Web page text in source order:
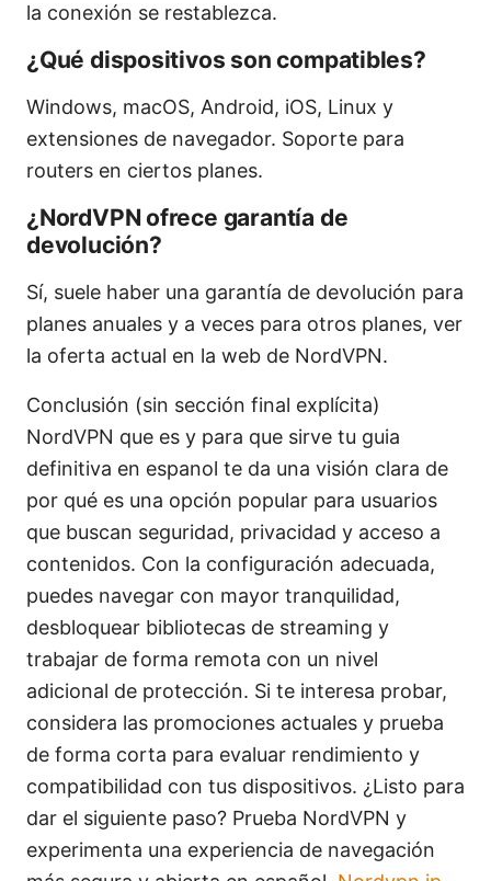
la conexión se restablezca.
¿Qué dispositivos son compatibles?
Windows, macOS, Android, iOS, Linux y
extensiones de navegador. Soporte para
routers en ciertos planes.
¿NordVPN ofrece garantía de
devolución?
Sí, suele haber una garantía de devolución para
planes anuales y a veces para otros planes, ver
la oferta actual en la web de NordVPN.
Conclusión (sin sección final explícita)
NordVPN que es y para que sirve tu guia
definitiva en espanol te da una visión clara de
por qué es una opción popular para usuarios
que buscan seguridad, privacidad y acceso a
contenidos. Con la configuración adecuada,
puedes navegar con mayor tranquilidad,
desbloquear bibliotecas de streaming y
trabajar de forma remota con un nivel
adicional de protección. Si te interesa probar,
considera las promociones actuales y prueba
de forma corta para evaluar rendimiento y
compatibilidad con tus dispositivos. ¿Listo para
dar el siguiente paso? Prueba NordVPN y
experimenta una experiencia de navegación